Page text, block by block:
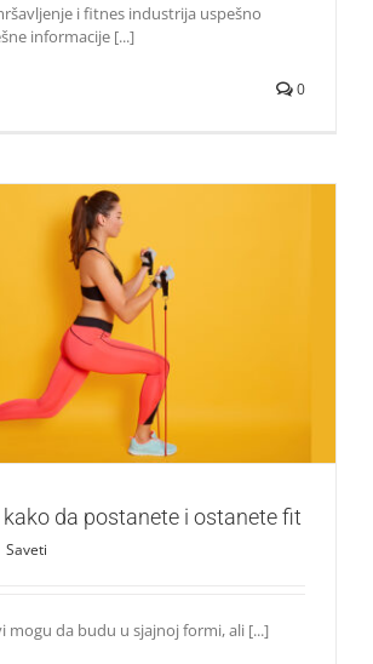
i fitnes industrija uspešno
informacije [...]
0
kako da postanete i ostanete fit
Saveti
da postanete i ostanete fit
Saveti
mogu da budu u sjajnoj formi, ali [...]